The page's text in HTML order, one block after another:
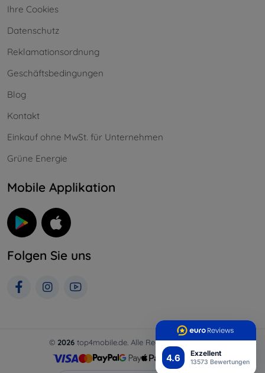
4.6 Exzellent
13573 Bewertungen
Ihre Cookies
Datenschutz
Reklamationsordnung
Geschäftsbedingungen
Blog
Kontakt
Einkauf ohne MwSt. für Unternehmen
Grüne Energie
Mobile Applikation
Folgen Sie uns
© 2026 top4mobile.de. Alle Rechte vorbehalten.